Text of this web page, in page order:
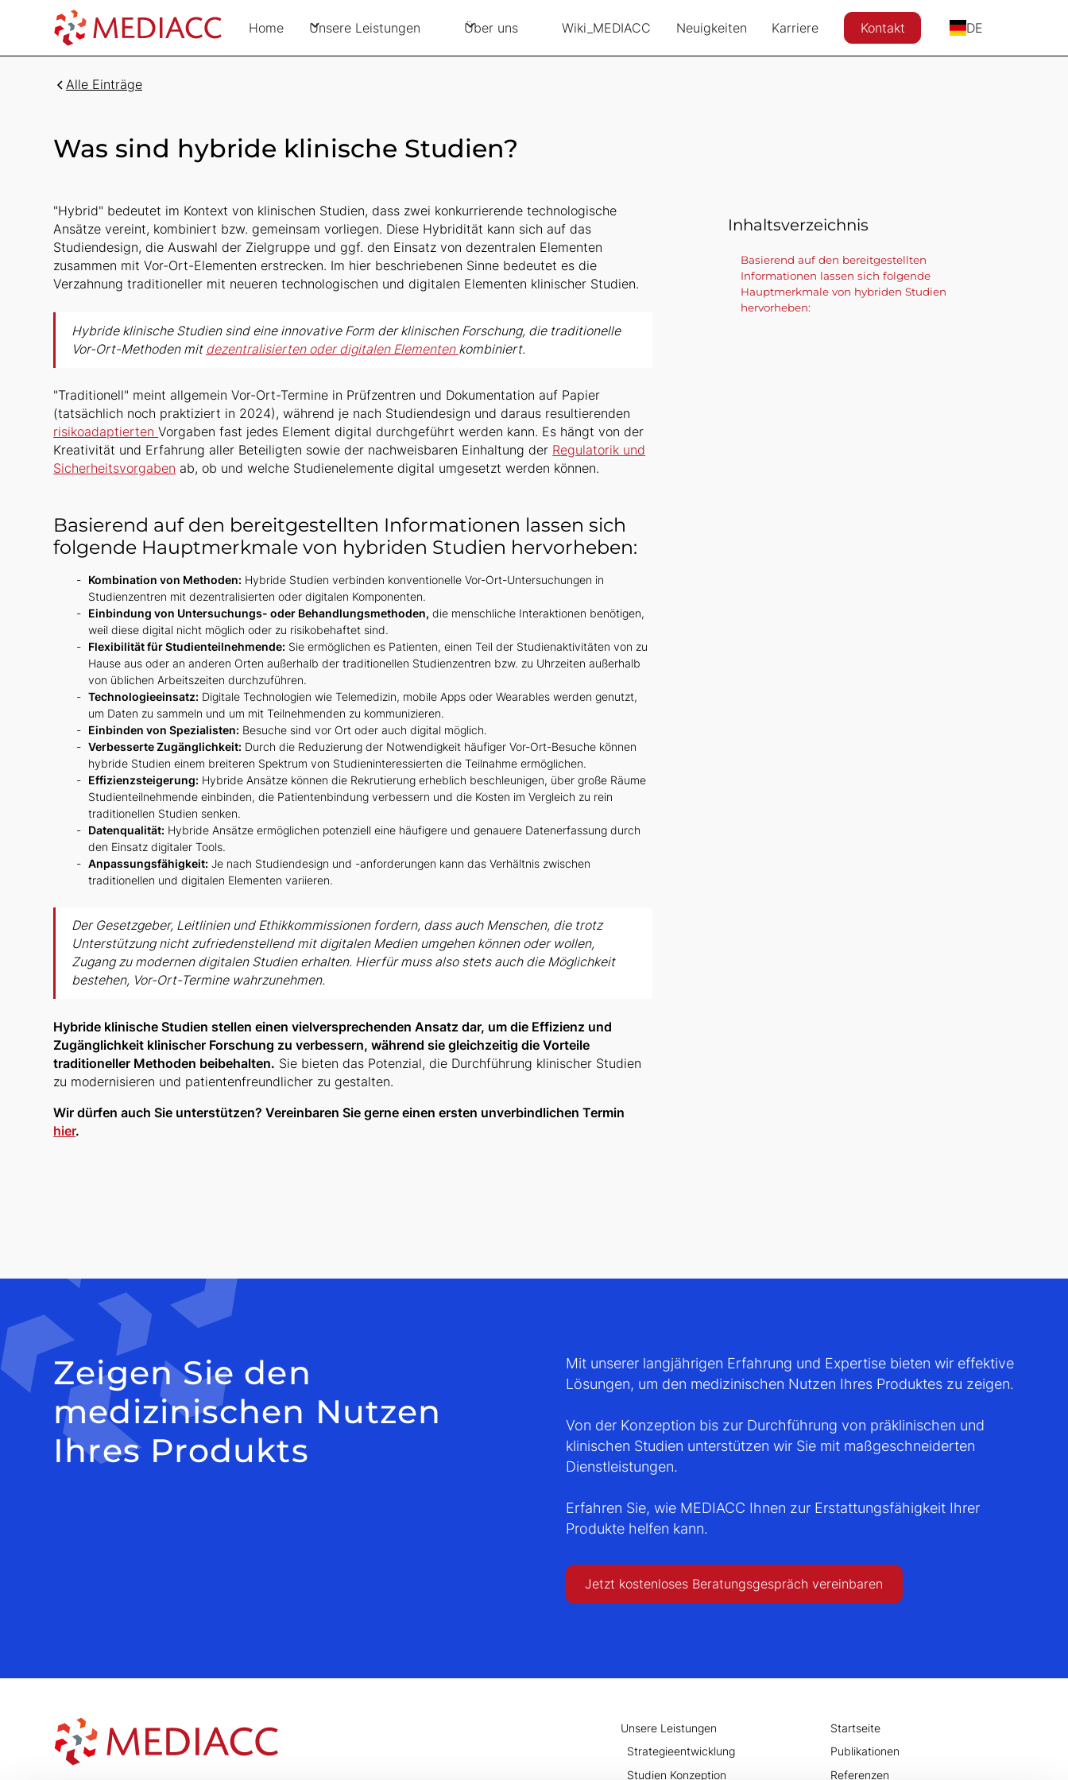
Home Unsere Leistungen Über uns Wiki_MEDIACC Neuigkeiten Karriere Kontakt DE
Alle Einträge
Was sind hybride klinische Studien?
"Hybrid" bedeutet im Kontext von klinischen Studien, dass zwei konkurrierende technologische
Ansätze vereint, kombiniert bzw. gemeinsam vorliegen. Diese Hybridität kann sich auf das
Studiendesign, die Auswahl der Zielgruppe und ggf. den Einsatz von dezentralen Elementen
zusammen mit Vor-Ort-Elementen erstrecken. Im hier beschriebenen Sinne bedeutet es die
Verzahnung traditioneller mit neueren technologischen und digitalen Elementen klinischer Studien.
Hybride klinische Studien sind eine innovative Form der klinischen Forschung, die traditionelle
Vor-Ort-Methoden mit dezentralisierten oder digitalen Elementen kombiniert.
"Traditionell" meint allgemein Vor-Ort-Termine in Prüfzentren und Dokumentation auf Papier
(tatsächlich noch praktiziert in 2024), während je nach Studiendesign und daraus resultierenden
risikoadaptiertenVorgaben fast jedes Element digital durchgeführt werden kann. Es hängt von der
Kreativität und Erfahrung aller Beteiligten sowie der nachweisbaren Einhaltung der Regulatorik und
Sicherheitsvorgaben ab, ob und welche Studienelemente digital umgesetzt werden können.
Basierend auf den bereitgestellten Informationen lassen sich
folgende Hauptmerkmale von hybriden Studien hervorheben:
Kombination von Methoden: Hybride Studien verbinden konventionelle Vor-Ort-Untersuchungen in
Studienzentren mit dezentralisierten oder digitalen Komponenten.
Einbindung von Untersuchungs- oder Behandlungsmethoden, die menschliche Interaktionen benötigen,
weil diese digital nicht möglich oder zu risikobehaftet sind.
Flexibilität für Studienteilnehmende: Sie ermöglichen es Patienten, einen Teil der Studienaktivitäten von zu
Hause aus oder an anderen Orten außerhalb der traditionellen Studienzentren bzw. zu Uhrzeiten außerhalb
von üblichen Arbeitszeiten durchzuführen.
Technologieeinsatz: Digitale Technologien wie Telemedizin, mobile Apps oder Wearables werden genutzt,
um Daten zu sammeln und um mit Teilnehmenden zu kommunizieren.
Einbinden von Spezialisten: Besuche sind vor Ort oder auch digital möglich.
Verbesserte Zugänglichkeit: Durch die Reduzierung der Notwendigkeit häufiger Vor-Ort-Besuche können
hybride Studien einem breiteren Spektrum von Studieninteressierten die Teilnahme ermöglichen.
Effizienzsteigerung: Hybride Ansätze können die Rekrutierung erheblich beschleunigen, über große Räume
Studienteilnehmende einbinden, die Patientenbindung verbessern und die Kosten im Vergleich zu rein
traditionellen Studien senken.
Datenqualität: Hybride Ansätze ermöglichen potenziell eine häufigere und genauere Datenerfassung durch
den Einsatz digitaler Tools.
Anpassungsfähigkeit: Je nach Studiendesign und -anforderungen kann das Verhältnis zwischen
traditionellen und digitalen Elementen variieren.
Der Gesetzgeber, Leitlinien und Ethikkommissionen fordern, dass auch Menschen, die trotz
Unterstützung nicht zufriedenstellend mit digitalen Medien umgehen können oder wollen,
Zugang zu modernen digitalen Studien erhalten. Hierfür muss also stets auch die Möglichkeit
bestehen, Vor-Ort-Termine wahrzunehmen.
Hybride klinische Studien stellen einen vielversprechenden Ansatz dar, um die Effizienz und
Zugänglichkeit klinischer Forschung zu verbessern, während sie gleichzeitig die Vorteile
traditioneller Methoden beibehalten. Sie bieten das Potenzial, die Durchführung klinischer Studien
zu modernisieren und patientenfreundlicher zu gestalten.
Wir dürfen auch Sie unterstützen? Vereinbaren Sie gerne einen ersten unverbindlichen Termin
hier.
Inhaltsverzeichnis
Basierend auf den bereitgestellten
Informationen lassen sich folgende
Hauptmerkmale von hybriden Studien
hervorheben:
Zeigen Sie den
medizinischen Nutzen
Ihres Produkts
Mit unserer langjährigen Erfahrung und Expertise bieten wir effektive
Lösungen, um den medizinischen Nutzen Ihres Produktes zu zeigen.
Von der Konzeption bis zur Durchführung von präklinischen und
klinischen Studien unterstützen wir Sie mit maßgeschneiderten
Dienstleistungen.
Erfahren Sie, wie MEDIACC Ihnen zur Erstattungsfähigkeit Ihrer
Produkte helfen kann.
Jetzt kostenloses Beratungsgespräch vereinbaren
Unsere Leistungen
Strategieentwicklung
Studien Konzeption
Startseite
Publikationen
Referenzen